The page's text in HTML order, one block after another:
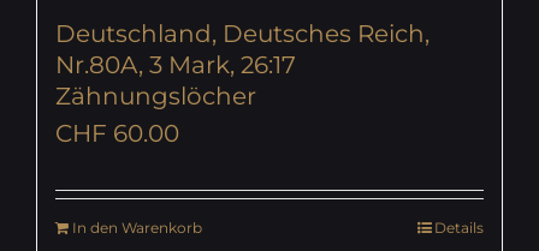
Deutschland, Deutsches Reich,
Nr.80A, 3 Mark, 26:17
Zähnungslöcher
CHF 60.00
In den Warenkorb
Details